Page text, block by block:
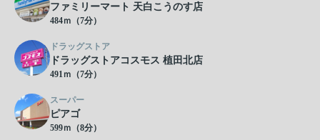
ファミリーマート 天白こうのす店
484ｍ（7分）
ドラッグストア
ドラッグストアコスモス 植田北店
491ｍ（7分）
スーパー
ピアゴ
599ｍ（8分）